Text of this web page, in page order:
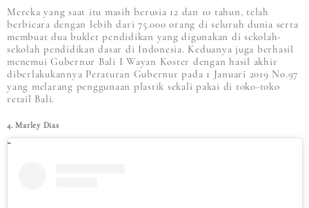
Mereka yang saat itu masih berusia 12 dan 10 tahun, telah
berbicara dengan lebih dari 75.000 orang di seluruh dunia serta
membuat dua buklet pendidikan yang digunakan di sekolah-
sekolah pendidikan dasar di Indonesia. Keduanya juga berhasil
menemui Gubernur Bali I Wayan Koster dengan hasil akhir
diberlakukannya Peraturan Gubernur pada 1 Januari 2019 No.97
yang melarang penggunaan plastik sekali pakai di toko-toko
retail Bali.
4. Marley Dias